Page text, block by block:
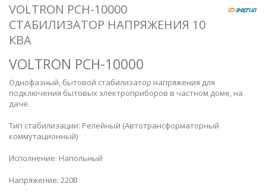
VOLTRON РСН-10000
СТАБИЛИЗАТОР НАПРЯЖЕНИЯ 10
КВА
VOLTRON РСН-10000
Однофазный, бытовой стабилизатор напряжения для
подключения бытовых электроприборов в частном доме, на
даче.
Тип стабилизации: Релейный (Автотрансформаторный
коммутационный)
Исполнение: Напольный
Напряжение: 220В